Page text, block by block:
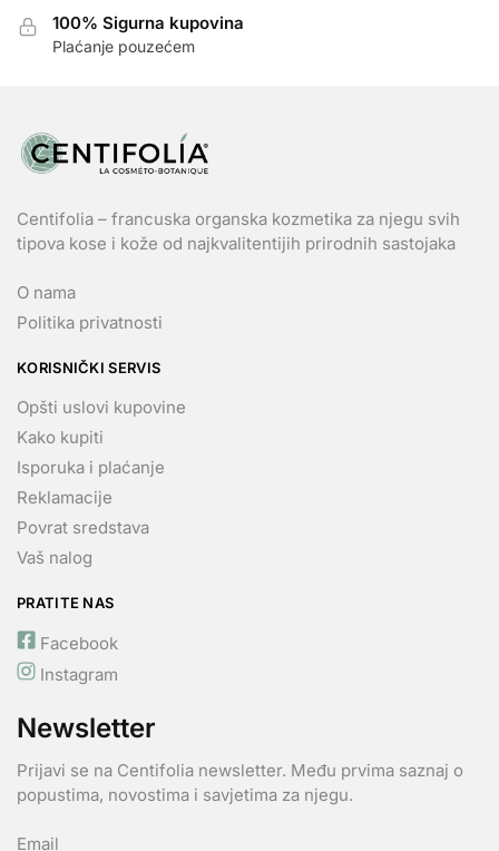
100% Sigurna kupovina
Plaćanje pouzećem
Centifolia – francuska organska kozmetika za njegu svih
tipova kose i kože od najkvalitentijih prirodnih sastojaka
O nama
Politika privatnosti
KORISNIČKI SERVIS
Opšti uslovi kupovine
Kako kupiti
Isporuka i plaćanje
Reklamacije
Povrat sredstava
Vaš nalog
PRATITE NAS
Facebook
Instagram
Newsletter
Prijavi se na Centifolia newsletter. Među prvima saznaj o
popustima, novostima i savjetima za njegu.
Email